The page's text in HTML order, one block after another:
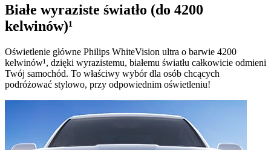
Białe wyraziste światło (do 4200
kelwinów)¹
Oświetlenie główne Philips WhiteVision ultra o barwie 4200
kelwinów¹, dzięki wyrazistemu, białemu światłu całkowicie odmieni
Twój samochód. To właściwy wybór dla osób chcących
podróżować stylowo, przy odpowiednim oświetleniu!